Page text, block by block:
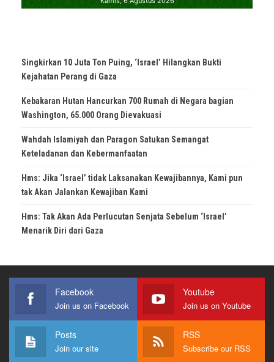
Singkirkan 10 Juta Ton Puing, ‘Israel’ Hilangkan Bukti
Kejahatan Perang di Gaza
Kebakaran Hutan Hancurkan 700 Rumah di Negara bagian
Washington, 65.000 Orang Dievakuasi
Wahdah Islamiyah dan Paragon Satukan Semangat
Keteladanan dan Kebermanfaatan
Hms: Jika ‘Israel’ tidak Laksanakan Kewajibannya, Kami pun
tak Akan Jalankan Kewajiban Kami
Hms: Tak Akan Ada Perlucutan Senjata Sebelum ‘Israel’
Menarik Diri dari Gaza
Facebook
Join us on Facebook
Youtube
Join us on Youtube
Posts
Join our site
RSS
Subscribe our RSS